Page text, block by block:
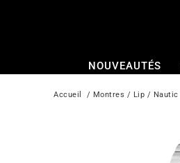
NOUVEAUTÉS
Accueil
  /
Montres / Lip / Nautic